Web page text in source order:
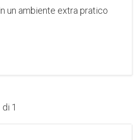
un ambiente extra pratico
1